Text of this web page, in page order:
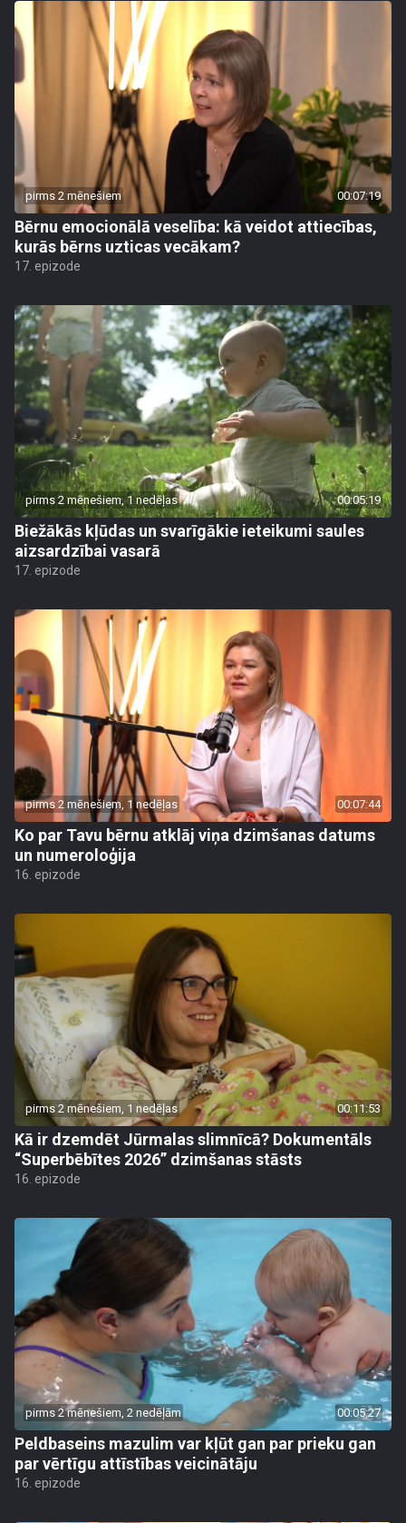
pirms 2 mēnešiem 00:07:19
Bērnu emocionālā veselība: kā veidot attiecības,
kurās bērns uzticas vecākam?
17. epizode
pirms 2 mēnešiem, 1 nedēļas 00:05:19
Biežākās kļūdas un svarīgākie ieteikumi saules
aizsardzībai vasarā
17. epizode
pirms 2 mēnešiem, 1 nedēļas 00:07:44
Ko par Tavu bērnu atklāj viņa dzimšanas datums
un numeroloģija
16. epizode
pirms 2 mēnešiem, 1 nedēļas 00:11:53
Kā ir dzemdēt Jūrmalas slimnīcā? Dokumentāls
“Superbēbītes 2026” dzimšanas stāsts
16. epizode
pirms 2 mēnešiem, 2 nedēļām 00:05:27
Peldbaseins mazulim var kļūt gan par prieku gan
par vērtīgu attīstības veicinātāju
16. epizode